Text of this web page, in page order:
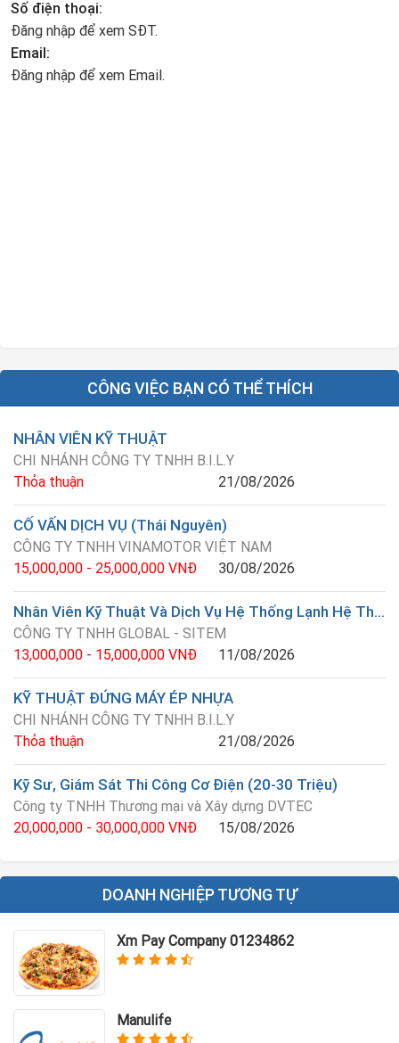
Số điện thoại:
Đăng nhập để xem SĐT.
Email:
Đăng nhập để xem Email.
CÔNG VIỆC BẠN CÓ THỂ THÍCH
NHÂN VIÊN KỸ THUẬT
CHI NHÁNH CÔNG TY TNHH B.I.L.Y
Thỏa thuận
21/08/2026
CỐ VẤN DỊCH VỤ (Thái Nguyên)
CÔNG TY TNHH VINAMOTOR VIỆT NAM
15,000,000 - 25,000,000 VNĐ
30/08/2026
Nhân Viên Kỹ Thuật Và Dịch Vụ Hệ Thống Lạnh Hệ Thống Điện
CÔNG TY TNHH GLOBAL - SITEM
13,000,000 - 15,000,000 VNĐ
11/08/2026
KỸ THUẬT ĐỨNG MÁY ÉP NHỰA
CHI NHÁNH CÔNG TY TNHH B.I.L.Y
Thỏa thuận
21/08/2026
Kỹ Sư, Giám Sát Thi Công Cơ Điện (20-30 Triệu)
Công ty TNHH Thương mại và Xây dựng DVTEC
20,000,000 - 30,000,000 VNĐ
15/08/2026
DOANH NGHIỆP TƯƠNG TỰ
Xm Pay Company 01234862
Manulife